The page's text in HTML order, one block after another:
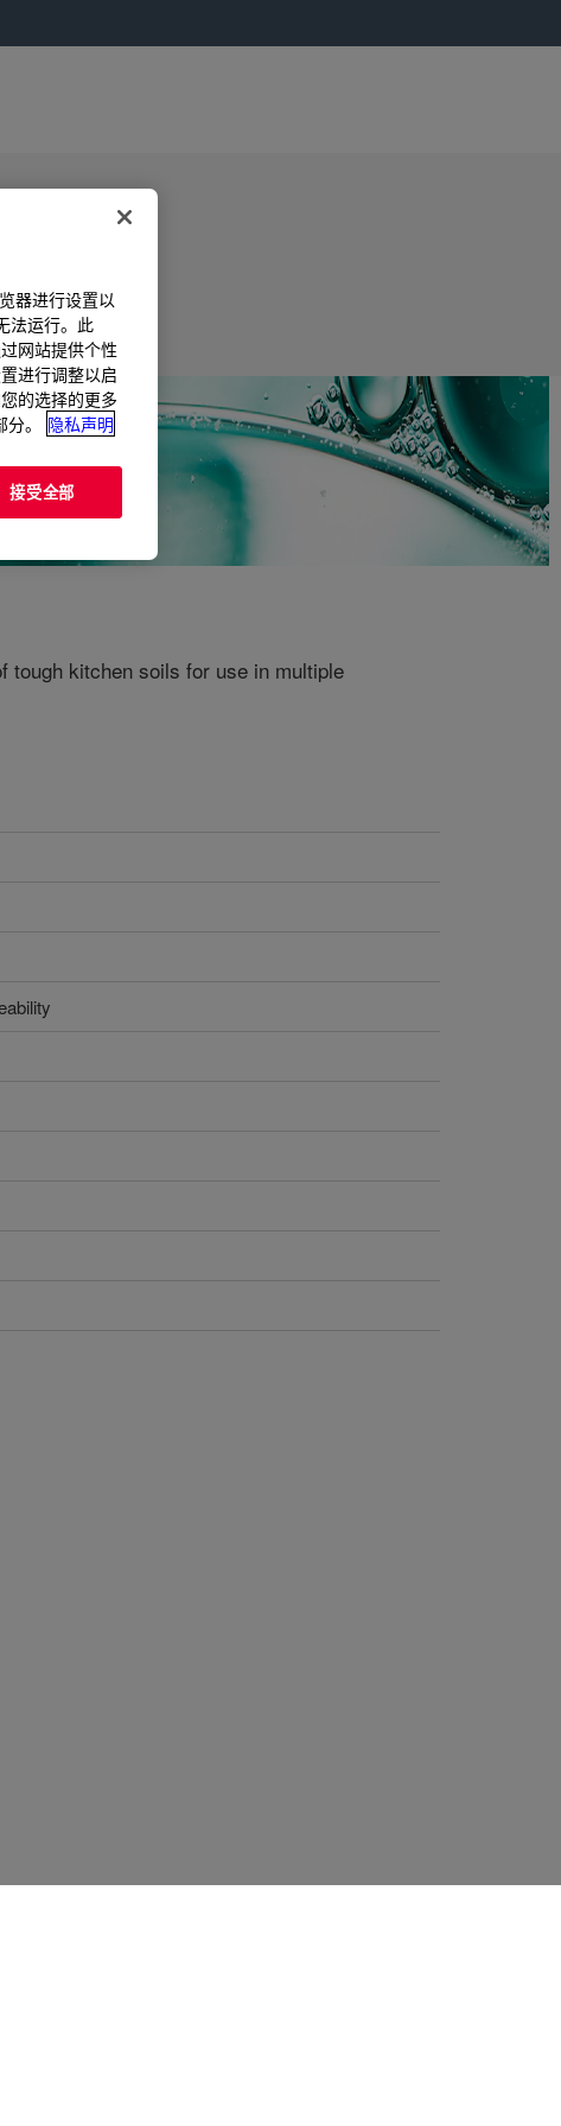
tough kitchen soils for use in multiple
器进行设置以
法运行。此
网站提供个性
进行调整以启
的选择的更多
。
隐私声明
接受全部